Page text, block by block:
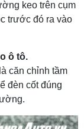
keo trên cụm
trước đó ra vào
ô tô.
căn chỉnh tầm
đèn cốt đúng